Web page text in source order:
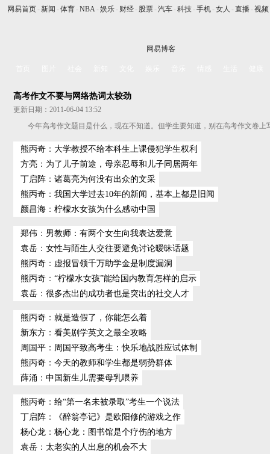
网易首页- 新闻 -体育-NBA-娱乐- 财经- 股票-汽车-科技-手机-女人 -直播-视频
网易博客
高考作文不要与网络热词太较劲
更新日期：2011-06-04 13:52
今年高考作文题目是什么，现在不知道。但学生要知道，别在高考作文卷上
熊丙奇 ： 大学教授不给本科生上课侵犯学生权利
方亮 ： 为了儿子前途，母亲忍辱和儿子同居两年
丁启阵 ： 诸葛亮为何没有出众的文采
熊丙奇 ： 我国大学过去10年的新闻，基本上都是旧闻
颜昌海 ： 柠檬水女孩为什么感动中国
郑伟 ： 男教师：有两个女生向我表达爱意
袁岳 ： 女性与陌生人交往要避免讨论暧昧话题
熊丙奇 ： 虚报冒领千万助学金是制度漏洞
熊丙奇 ： “柠檬水女孩”能给国内教育怎样的启示
袁岳 ： 很多杰出的成功者也是突出的社交人才
熊丙奇 ： 就是造假了，你能怎么着
新东方 ： 看美剧学英文之最全攻略
周国平 ： 周国平致高考生：快乐地战胜应试体制
熊丙奇 ： 今天的教师和学生都是弱势群体
薛涌 ： 中国新生儿需要母乳喂养
熊丙奇 ： 给“第一名未被录取”考生一个说法
丁启阵 ：
《醉翁亭记》是欧阳修的游戏之作
杨心龙 ： 杨心龙：图书馆是个疗伤的地方
袁岳 ： 太老实的人出息的机会不大